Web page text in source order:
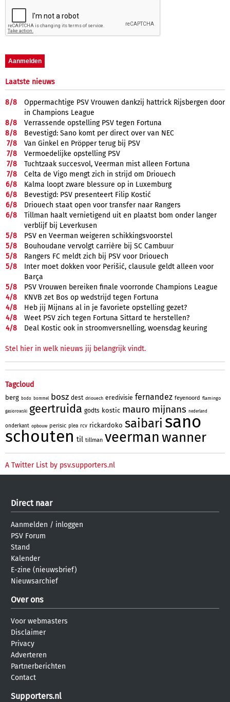
Laatste nieuws
8/8
Oppermachtige PSV Vrouwen dankzij hattrick Rijsbergen door
in Champions League
8/8
Verrassende opstelling PSV tegen Fortuna
8/8
Bevestigd: Sano komt per direct over van NEC
7/8
Van Ginkel en Pröpper terug bij PSV
7/8
Vermoedelijke opstelling PSV
7/8
Tuchtzaak succesvol, Veerman mist alleen Fortuna
7/8
Celta de Vigo mengt zich in strijd om Driouech
6/8
Kalma loopt zware blessure op in Luxemburg
6/8
Bevestigd: PSV presenteert Filip Kostić
6/8
Driouech staat open voor transfer naar Rangers
6/8
Tillman haalt vernietigend uit en plaatst bom onder langer
verblijf bij Leverkusen
5/8
PSV en Veerman weigeren schikkingsvoorstel
5/8
Bouhoudane vervolgt carrière bij SC Cambuur
5/8
Rangers FC meldt zich bij PSV voor Driouech
5/8
Inter moet dokken voor Perišić, clausule geldt alleen voor
Barça
5/8
PSV Vrouwen bereiken finale voorronde Champions League
4/8
KNVB zet Bos op wedstrijd tegen Fortuna
4/8
Heb jij Mijnans al in je favoriete opstelling gezet?
4/8
Weet PSV zich tegen Fortuna Sittard te herstellen?
4/8 Deal Kostic ook in stroomversnelling, woensdag keuring
Stel hier in welk nieuws jij belangrijk vindt.
Tagcloud
berg bodo bommel bosz dest driouech eredivisie fernandez feyenoord flamingo
gasiorowski geertruida godts kostic mauro mijnans nederland
onderkant opbouw perisic plea rcv rickardoko saibari sano
schouten til tillman veermanwanner
A Twitter List by psv.supporters.nl
Direct naar
Aanmelden / inloggen
PSV Forum
Stand
Kalender
E-zine (nieuwsbrief)
Nieuwsarchief
Over ons
Voor webmasters
Disclaimer
Privacy
Adverteren
Partnerberichten
Contact
Supporters.nl